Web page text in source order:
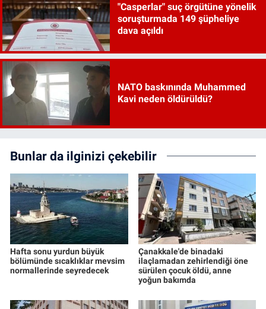
"Casperlar" suç örgütüne yönelik
soruşturmada 149 şüpheliye
dava açıldı
NATO baskınında Muhammed
Kavi neden öldürüldü?
Bunlar da ilginizi çekebilir
Hafta sonu yurdun büyük
bölümünde sıcaklıklar mevsim
normallerinde seyredecek
Çanakkale'de binadaki
ilaçlamadan zehirlendiği öne
sürülen çocuk öldü, anne
yoğun bakımda